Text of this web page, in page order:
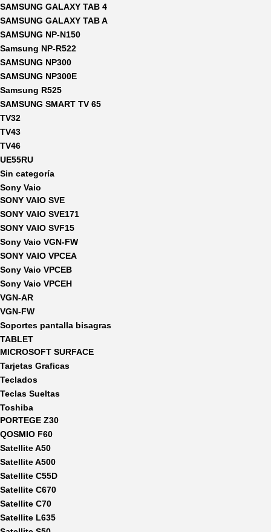
SAMSUNG GALAXY TAB 4
SAMSUNG GALAXY TAB A
SAMSUNG NP-N150
Samsung NP-R522
SAMSUNG NP300
SAMSUNG NP300E
Samsung R525
SAMSUNG SMART TV 65
TV32
TV43
TV46
UE55RU
Sin categoría
Sony Vaio
SONY VAIO SVE
SONY VAIO SVE171
SONY VAIO SVF15
Sony Vaio VGN-FW
SONY VAIO VPCEA
Sony Vaio VPCEB
Sony Vaio VPCEH
VGN-AR
VGN-FW
Soportes pantalla bisagras
TABLET
MICROSOFT SURFACE
Tarjetas Graficas
Teclados
Teclas Sueltas
Toshiba
PORTEGE Z30
QOSMIO F60
Satellite A50
Satellite A500
Satellite C55D
Satellite C670
Satellite C70
Satellite L635